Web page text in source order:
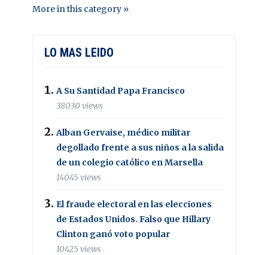
More in this category »
LO MAS LEIDO
A Su Santidad Papa Francisco
38030 views
Alban Gervaise, médico militar
degollado frente a sus niños a la salida
de un colegio católico en Marsella
14045 views
El fraude electoral en las elecciones
de Estados Unidos. Falso que Hillary
Clinton ganó voto popular
10425 views